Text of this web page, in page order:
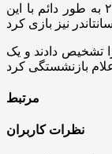
هیدالگو سپس راهی کادیز شد و در سال ۲۰۱۷ به طور دائم با این
سرطان را تشخیص دادند و یک
مرتبط
نظرات کاربران